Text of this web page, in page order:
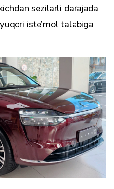
sezilarli darajada
iste’mol talabiga